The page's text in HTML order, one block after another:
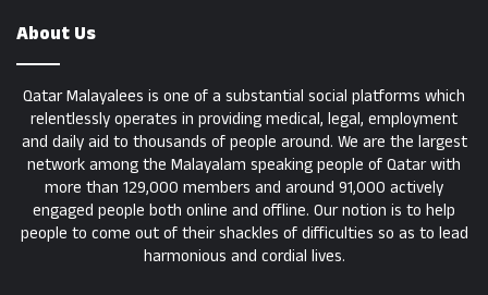
About Us
Qatar Malayalees is one of a substantial social platforms which
relentlessly operates in providing medical, legal, employment
and daily aid to thousands of people around. We are the largest
network among the Malayalam speaking people of Qatar with
more than 129,000 members and around 91,000 actively
engaged people both online and offline. Our notion is to help
people to come out of their shackles of difficulties so as to lead
harmonious and cordial lives.